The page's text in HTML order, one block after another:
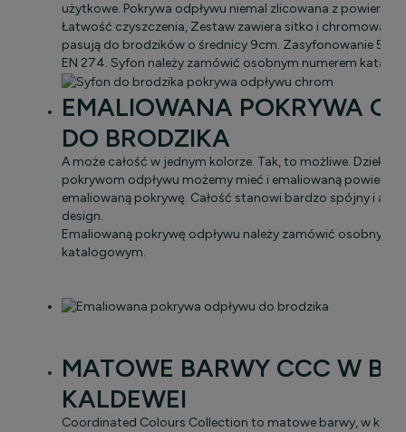
użytkowe. Pokrywa odpływu niemal zlicowana z
Łatwość czyszczenia, Zestaw zawiera sitko i chromowaną
pasują do brodzików o średnicy 9cm. Zasyfonowanie
EN 274. Syfon należy zamówić osobnym numerem
EMALIOWANA POKRYWA
DO BRODZIKA
A może całość w jednym kolorze. Tak, to możliwe. Dzieki
pokrywom odpływu możemy mieć i emaliowaną
emaliowaną pokrywę. Całość stanowi bardzo spójny i
design.
Emaliowaną pokrywę odpływu należy zamówić osobnym
katalogowym.
MATOWE BARWY CCC W
KALDEWEI
Coordinated Colours Collection to matowe barwy, w